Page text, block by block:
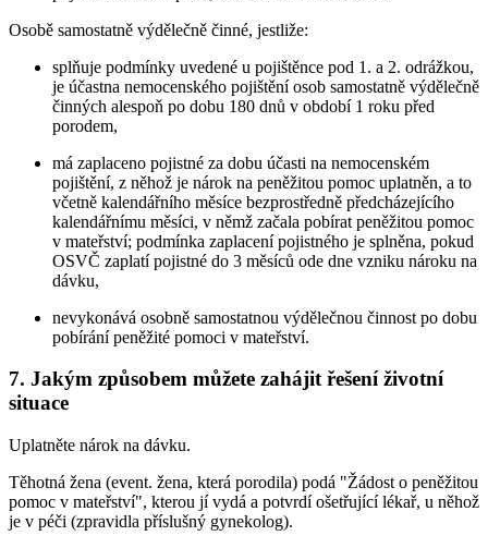
Osobě samostatně výdělečně činné, jestliže:
splňuje podmínky uvedené u pojištěnce pod 1. a 2. odrážkou,
je účastna nemocenského pojištění osob samostatně výdělečně
činných alespoň po dobu 180 dnů v období 1 roku před
porodem,
má zaplaceno pojistné za dobu účasti na nemocenském
pojištění, z něhož je nárok na peněžitou pomoc uplatněn, a to
včetně kalendářního měsíce bezprostředně předcházejícího
kalendářnímu měsíci, v němž začala pobírat peněžitou pomoc
v mateřství; podmínka zaplacení pojistného je splněna, pokud
OSVČ zaplatí pojistné do 3 měsíců ode dne vzniku nároku na
dávku,
nevykonává osobně samostatnou výdělečnou činnost po dobu
pobírání peněžité pomoci v mateřství.
7. Jakým způsobem můžete zahájit řešení životní
situace
Uplatněte nárok na dávku.
Těhotná žena (event. žena, která porodila) podá "Žádost o peněžitou
pomoc v mateřství", kterou jí vydá a potvrdí ošetřující lékař, u něhož
je v péči (zpravidla příslušný gynekolog).